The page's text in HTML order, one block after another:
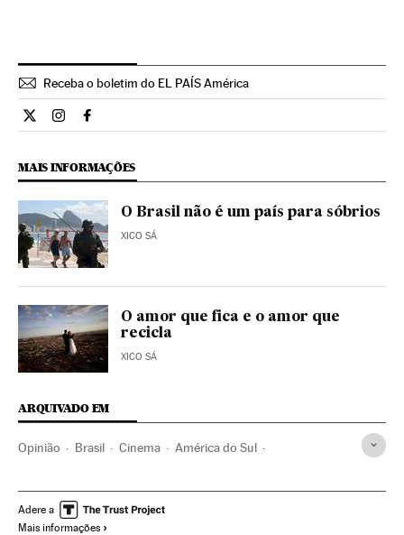
Receba o boletim do EL PAÍS América
Opiniao El País Brasil en Twitter
Opiniao El País Brasil en Instagram
Opiniao El País Brasil en Facebook
MAIS INFORMAÇÕES
O Brasil não é um país para sóbrios
XICO SÁ
O amor que fica e o amor que
recicla
XICO SÁ
ARQUIVADO EM
Opinião Brasil Cinema América do Sul
Adere a
Mais informações